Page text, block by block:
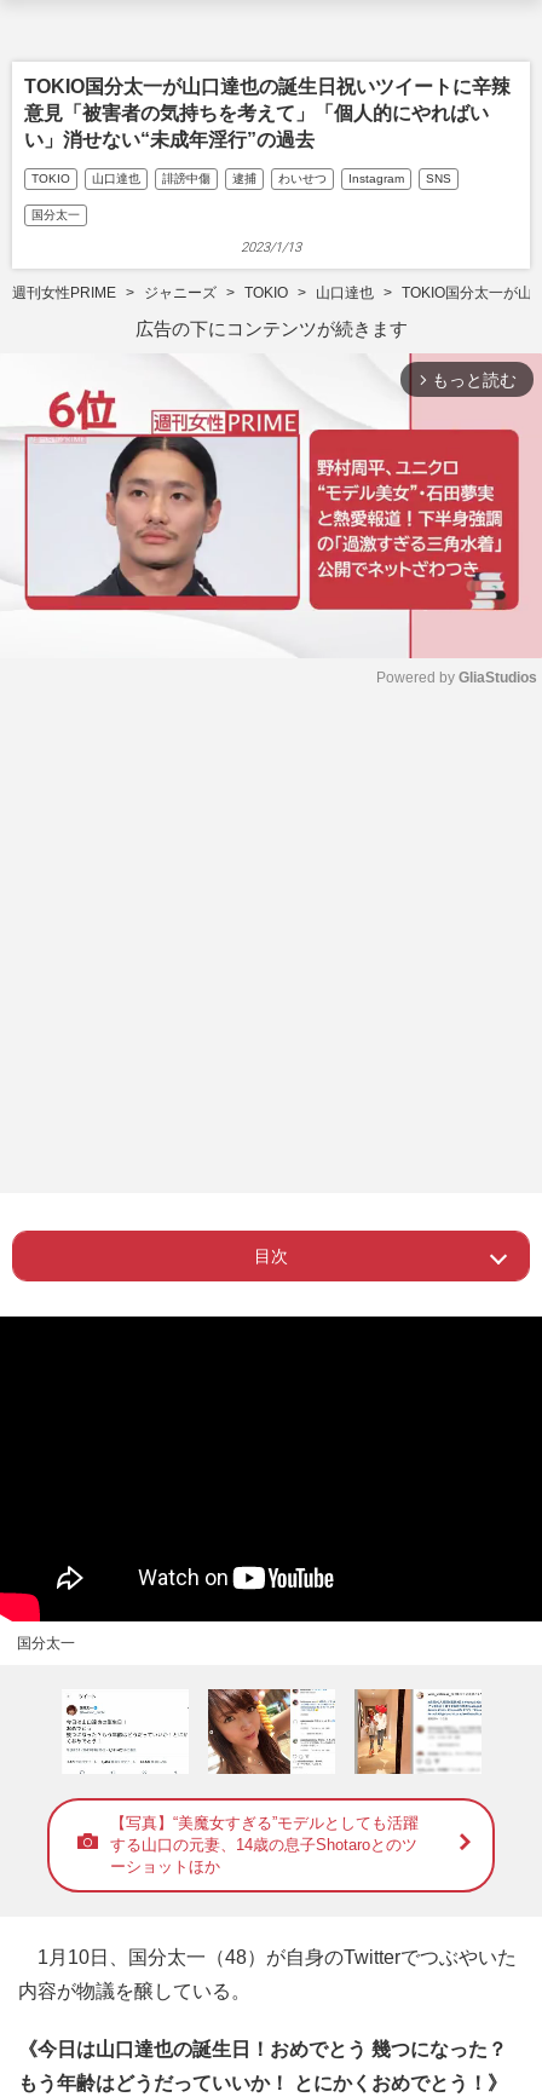
TOKIO国分太一が山口達也の誕生日祝いツイートに辛辣
意見「被害者の気持ちを考えて」「個人的にやればい
い」消せない“未成年淫行”の過去
TOKIO 山口達也 誹謗中傷 逮捕 わいせつ Instagram SNS
国分太一
2023/1/13
週刊女性PRIME ジャニーズ TOKIO 山口達也 TOKIO国分太一が山
広告の下にコンテンツが続きます
arrow_forward_ios もっと読む
Powered by GliaStudios
目次
Page 1 ー 当時は泣きながら取材した国分太一
国分太一
【写真】“美魔女すぎる”モデルとしても活躍
する山口の元妻、14歳の息子Shotaroとのツ
ーショットほか
1月10日、国分太一（48）が自身のTwitterでつぶやいた
内容が物議を醸している。
《今日は山口達也の誕生日！おめでとう 幾つになった？
もう年齢はどうだっていいか！ とにかくおめでとう！》